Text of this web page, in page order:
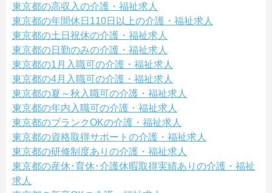
東京都の高収入の介護・福祉求人
東京都の年間休日110日以上の介護・福祉求人
東京都の土日祝休の介護・福祉求人
東京都の日勤のみの介護・福祉求人
東京都の1月入職可の介護・福祉求人
東京都の4月入職可の介護・福祉求人
東京都の夏～秋入職可の介護・福祉求人
東京都の年内入職可の介護・福祉求人
東京都のブランクOKの介護・福祉求人
東京都の資格取得サポートの介護・福祉求人
東京都の研修制度ありの介護・福祉求人
東京都の産休･育休･介護休暇取得実績ありの介護・福祉
求人